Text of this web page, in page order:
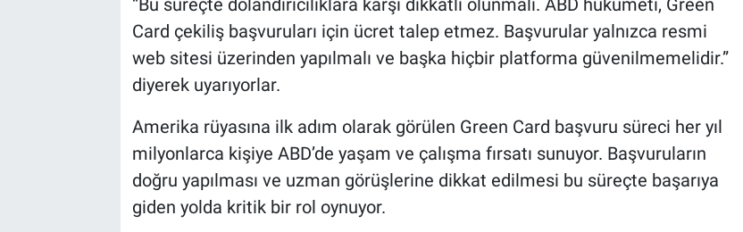
“Bu süreçte dolandırıcılıklara karşı dikkatli olunmalı. ABD hükümeti, Green
Card çekiliş başvuruları için ücret talep etmez. Başvurular yalnızca resmi
web sitesi üzerinden yapılmalı ve başka hiçbir platforma güvenilmemelidir.”
diyerek uyarıyorlar.
Amerika rüyasına ilk adım olarak görülen Green Card başvuru süreci her yıl
milyonlarca kişiye ABD’de yaşam ve çalışma fırsatı sunuyor. Başvuruların
doğru yapılması ve uzman görüşlerine dikkat edilmesi bu süreçte başarıya
giden yolda kritik bir rol oynuyor.